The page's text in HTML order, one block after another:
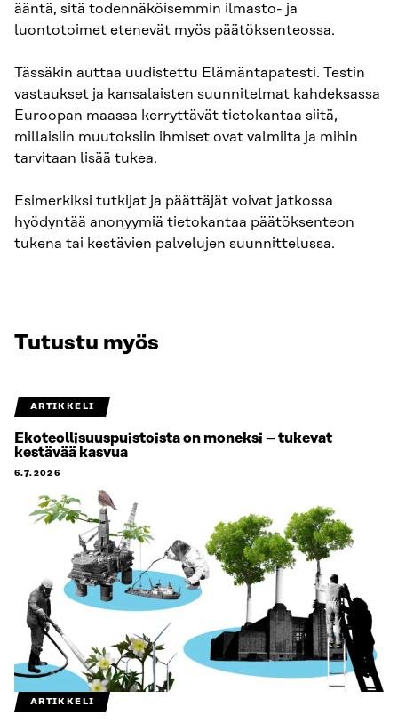
ääntä, sitä todennäköisemmin ilmasto- ja
luontotoimet etenevät myös päätöksenteossa.
Tässäkin auttaa uudistettu Elämäntapatesti. Testin
vastaukset ja kansalaisten suunnitelmat kahdeksassa
Euroopan maassa kerryttävät tietokantaa siitä,
millaisiin muutoksiin ihmiset ovat valmiita ja mihin
tarvitaan lisää tukea.
Esimerkiksi tutkijat ja päättäjät voivat jatkossa
hyödyntää anonyymiä tietokantaa päätöksenteon
tukena tai kestävien palvelujen suunnittelussa.
Tutustu myös
ARTIKKELI
Ekoteollisuuspuistoista on moneksi – tukevat
kestävää kasvua
6.7.2026
ARTIKKELI